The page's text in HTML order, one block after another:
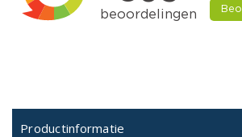
Productinformatie